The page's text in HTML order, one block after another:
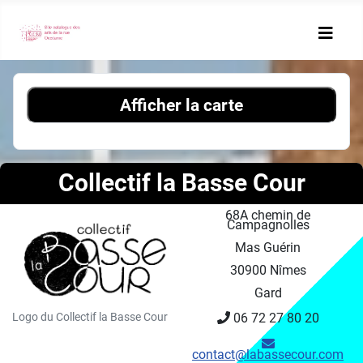
Afficher la carte
Collectif la Basse Cour
Logo du Collectif la Basse Cour
68A chemin de
Campagnolles
Mas Guérin
30900 Nîmes
Gard
06 72 27 80 20
contact@labassecour.com